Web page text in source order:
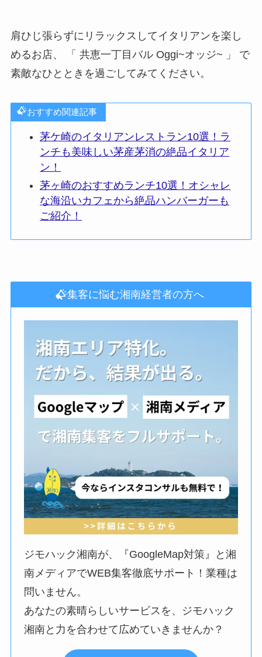
肩ひじ張らずにリラックスしてイタリアンを楽し
めるお店、 「 共恵一丁目バル Oggi~オッジ~ 」 で
素敵なひとときを過ごしてみてください。
おすすめ関連記事
茅ケ崎のイタリアンレストラン10選！ラ
ンチも美味しい茅産茅消の絶品イタリア
ン！
茅ヶ崎のおすすめランチ10選！オシャレ
な海沿いカフェから絶品ハンバーガーも
ご紹介！
集客に悩む湘南経営者の方へ
ジモハック湘南が、『GoogleMap対策』と湘
南メディアでWEB集客徹底サポート！業種は
問いません。
あなたの素晴らしいサービスを、ジモハック
湘南と力を合わせて広めていきませんか？